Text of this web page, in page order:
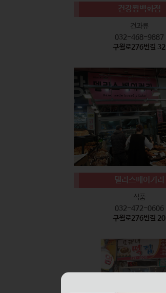
건강짱백화점
견과류
032-468-9887
구월로276번길 32
델리스베이커리
식품
032-472-0606
구월로276번길 20